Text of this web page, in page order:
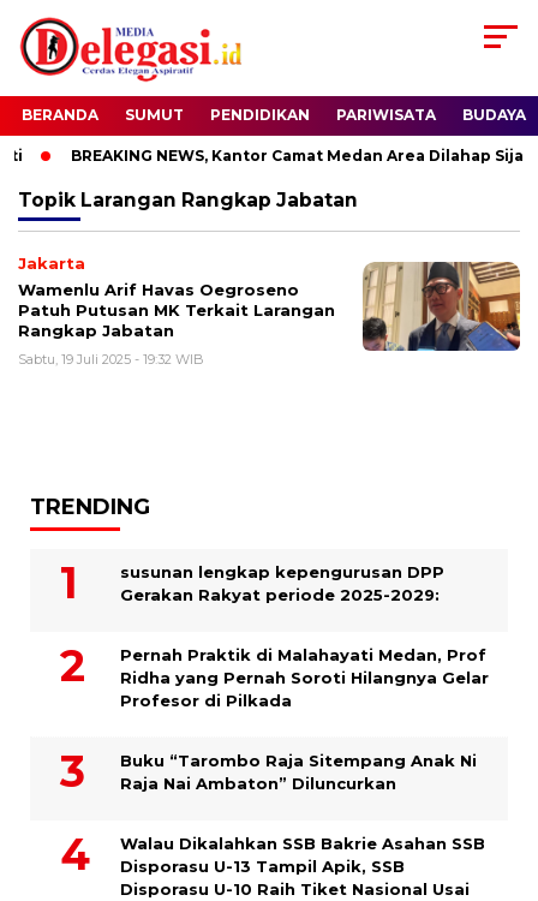
BERANDA SUMUT PENDIDIKAN PARIWISATA BUDAYA
BREAKING NEWS, Kantor Camat Medan Area Dilahap
Topik Larangan Rangkap Jabatan
Jakarta
Wamenlu Arif Havas Oegroseno
Patuh Putusan MK Terkait Larangan
Rangkap Jabatan
Sabtu, 19 Juli 2025 - 19:32 WIB
TRENDING
susunan lengkap kepengurusan DPP
Gerakan Rakyat periode 2025-2029:
Pernah Praktik di Malahayati Medan, Prof
Ridha yang Pernah Soroti Hilangnya Gelar
Profesor di Pilkada
Buku “Tarombo Raja Sitempang Anak Ni
Raja Nai Ambaton” Diluncurkan
Walau Dikalahkan SSB Bakrie Asahan SSB
Disporasu U-13 Tampil Apik, SSB
Disporasu U-10 Raih Tiket Nasional Usai